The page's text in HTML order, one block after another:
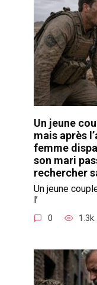
Un jeune
mais après
femme
son mari
rechercher
Un jeune
l’
0 1.3k.